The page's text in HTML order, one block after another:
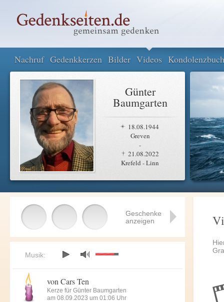
Nachruf Gedenkkerzen Bilder Videos Kondolenzbuch
Günter
Baumgarten
18.08.1944
Greven
-
21.08.2022
Krefeld - Linn
Geschenke
anzeigen
Musik:
von Cars Ten
Kerze für Günter Baumgarten
am 08.09.2023 um 01:06 Uhr